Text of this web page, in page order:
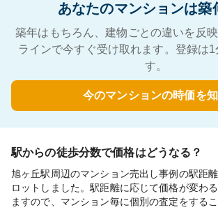
あなたのマンションは築
築年はもちろん、建物ごとの違いを反
ラインで今すぐ受け取れます。登録は
す。
今のマンションの時価を
駅からの徒歩分数で価格はどうなる？
旭ヶ丘駅周辺のマンション売出し事例の駅距
ロットしました。駅距離に応じて価格が変わ
ますので、マンション毎に個別の査定をするこ